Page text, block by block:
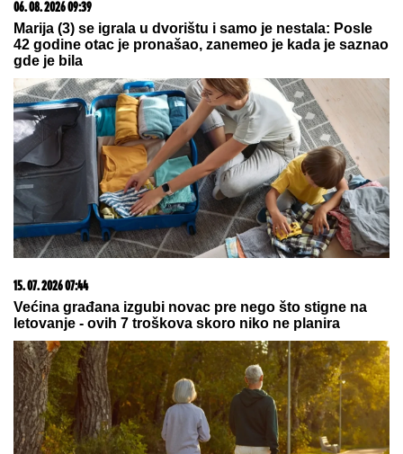
06. 08. 2026 09:39
Marija (3) se igrala u dvorištu i samo je nestala: Posle
42 godine otac je pronašao, zanemeo je kada je saznao
gde je bila
15. 07. 2026 07:44
Većina građana izgubi novac pre nego što stigne na
letovanje - ovih 7 troškova skoro niko ne planira